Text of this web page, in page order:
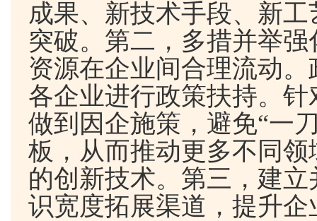
成果、新技术手段、新
突破。第二，多措并举
资源在企业间合理流动
各企业进行政策扶持。
做到因企施策，避免“一
板，从而推动更多不同
的创新技术。第三，建
识宽度拓展渠道，提升